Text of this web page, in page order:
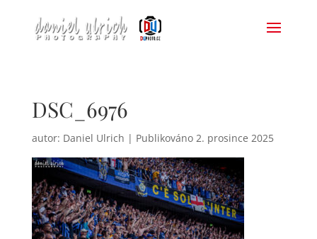
DSC_6976
autor: Daniel Ulrich | 2. prosince 2025